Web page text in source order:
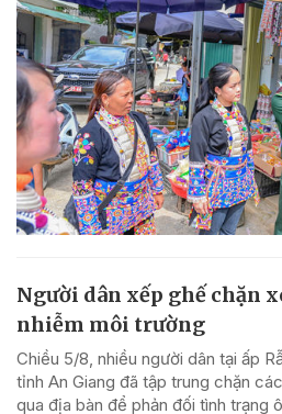
Người dân xếp ghế chặn
nhiễm môi trường
Chiều 5/8, nhiều người dân tại ấp
tỉnh An Giang đã tập trung chặn
qua địa bàn để phản đối tình trạng